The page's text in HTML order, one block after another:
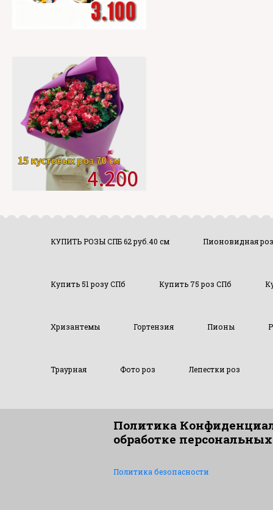
КУПИТЬ РОЗЫ СПБ 62 руб.40 см Пионовидная
Купить 51 розу СПб Купить 75 роз СПб
Хризантемы Гортензия Пионы
Траурная Фото роз Лепестки роз
Политика
обработке
Политика безопасности